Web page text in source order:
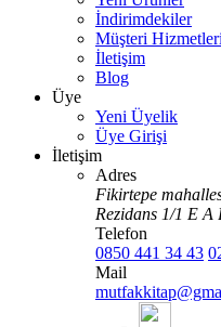
İndirimdekiler
Müşteri Hizmetleri
İletişim
Blog
Üye
Yeni Üyelik
Üye Girişi
İletişim
Adres
Fikirtepe
Rezidans 1/1 E
Telefon
0850 441 34 43
Mail